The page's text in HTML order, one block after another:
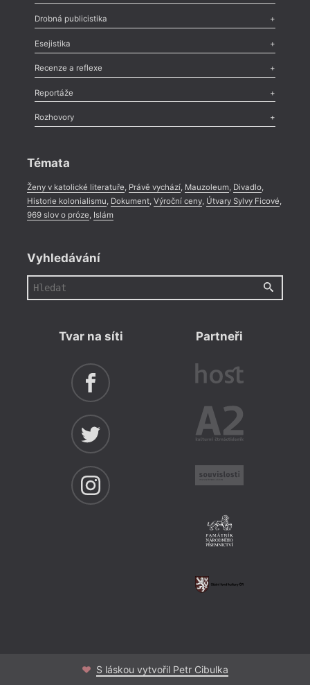
Poezie,Próza,Dokumenty
Drobná publicistika
Odlesk
Nekrolog,Glosa,Sloupek,Pozvánka,Literární soutěž,
Esejistika
Esej , Pádlo,Úvaha
Recenze a reflexe
Recenze
Méně slov o próze,Celá rubrika
Reportáže
Literární zítřky
Celá rubrika
Rozhovory
Témata
Ženy v katolické literatuře, Právě vychází, Mauzoleum, Divadlo,
Historie kolonialismu, Dokument, Výroční ceny, Útvary Sylvy Ficové,
969 slov o próze, Islám
Vyhledávání
Tvar na síti Partneři
S láskou vytvořil Petr Cibulka